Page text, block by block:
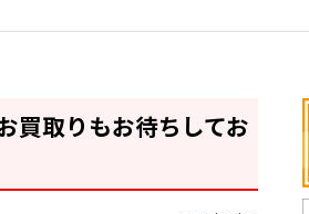
買取りもお待ちしてお